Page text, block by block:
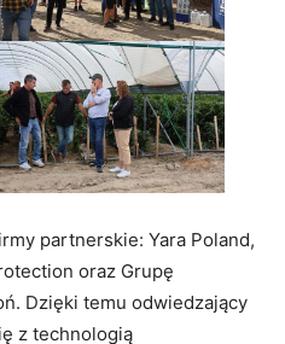
partnerskie: Yara Poland,
oraz Grupę
Dzięki temu odwiedzający
z technologią